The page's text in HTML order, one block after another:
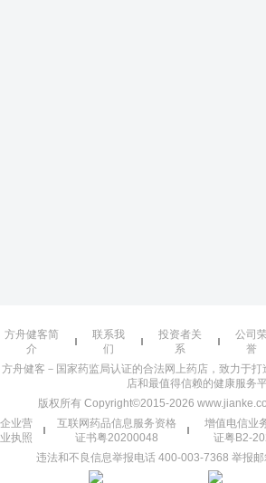
方舟健客简
介
联系我
们
投资者关
系
公司
誉
方舟健客－国家药监局认证的合法网上药店，致力于
店和最值得信赖的健康服务
版权所有 Copyright©2015-2026
企业营
业执照
互联网药品信息服务资格
证书粤20200048
增值电信业
证粤B2-
违法和不良信息举报电话 400-003-7368 举报